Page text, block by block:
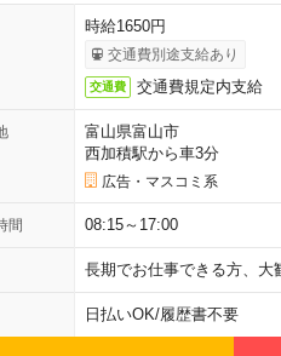
時給1650円
交通費別途支給あり
交通費 交通費規定内支給
富山県富山市
西加積駅から車3分
広告・マスコミ系
間 08:15～17:00
長期でお仕事できる方、大
日払いOK/履歴書不要